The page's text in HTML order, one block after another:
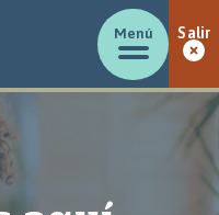
Menú Salir